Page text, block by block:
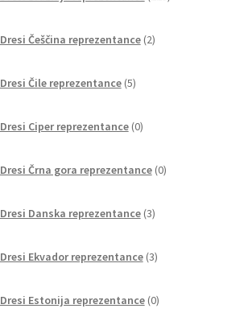
Dresi Češčina reprezentance 2izdelka
Dresi Čile reprezentance 5izdelkov
Dresi Ciper reprezentance 0izdelkov
Dresi Črna gora reprezentance 0izdelkov
Dresi Danska reprezentance 3izdelki
Dresi Ekvador reprezentance 3izdelki
Dresi Estonija reprezentance 0izdelkov